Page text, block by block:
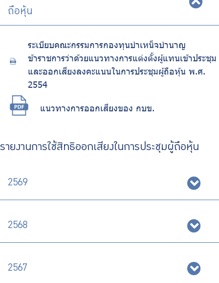
ถือหุ้น
ระเบียบคณะกรรมการกองทุนบำเหน็จบำนาญ
ข้าราชการว่าด้วยแนวทางการแต่งตั้งผู้แทนเข้าประชุม
และออกเสียงลงคะแนนในการประชุมผู้ถือหุ้น พ.ศ.
2554
แนวทางการออกเสียงของ กบข.
รายงานการใช้สิทธิออกเสียงในการประชุมผู้ถือหุ้น
2569
2568
2567